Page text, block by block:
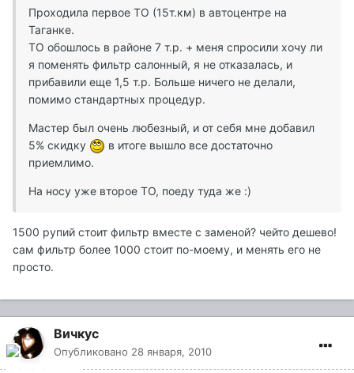
Проходила первое ТО (15т.км) в автоцентре на
Таганке.
ТО обошлось в районе 7 т.р. + меня спросили хочу ли
я поменять фильтр салонный, я не отказалась, и
прибавили еще 1,5 т.р. Больше ничего не делали,
помимо стандартных процедур.
Мастер был очень любезный, и от себя мне добавил
5% скидку
в итоге вышло все достаточно
приемлимо.
На носу уже второе ТО, поеду туда же :)
1500 рупий стоит фильтр вместе с заменой? чейто дешево!
сам фильтр более 1000 стоит по-моему, и менять его не
просто.
Вичкус
Опубликовано 28 января, 2010